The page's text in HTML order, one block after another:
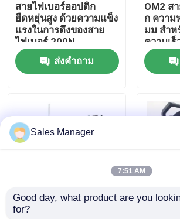
เกี่ยวกับเรา
ทัวร์โรงงาน
ควบคุมคุณภาพ
ขออ้าง
ชุดประกอบสายไฟเบอร์
สายแพทช์ไฟเบอร์เคเบิล
สายไฟเบอร์ออปติก
ยืดหยุ่นสูง ด้วยความแข็ง
แรงในการดึงของสาย
ไฟเบอร์ 200N
ส่งคำถาม
OM2 ส
ก ความ
มม สําห
ความเร็
สายเหล็ก ความแข็งแรง
Sales Manager
7:51 AM
Good day, what product are you
for?